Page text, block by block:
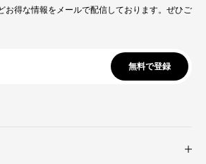
お得な情報をメールで配信しております。ぜひご
無料で登録